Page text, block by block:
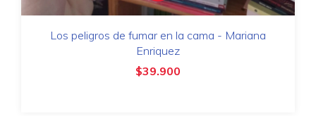
Los peligros de fumar en la cama - Mariana
Enriquez
$39.900